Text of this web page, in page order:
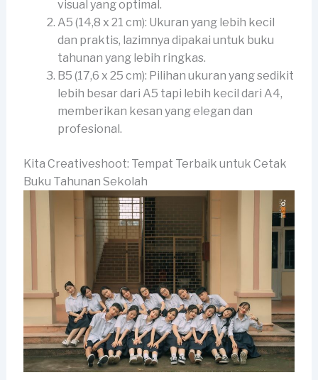
visual yang optimal.
A5 (14,8 x 21 cm): Ukuran yang lebih kecil
dan praktis, lazimnya dipakai untuk buku
tahunan yang lebih ringkas.
B5 (17,6 x 25 cm): Pilihan ukuran yang sedikit
lebih besar dari A5 tapi lebih kecil dari A4,
memberikan kesan yang elegan dan
profesional.
Kita Creativeshoot: Tempat Terbaik untuk Cetak
Buku Tahunan Sekolah